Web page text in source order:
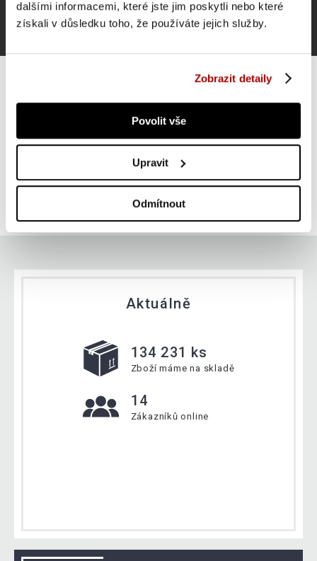
dalšími informacemi, které jste jim poskytli nebo které
získali v důsledku toho, že používáte jejich služby.
Zobrazit detaily
Povolit vše
Upravit
Odmítnout
Gorilla Sports Sada ochranných podložek, černá, 8 ks
SUPER CENA
699 Kč
Aktuálně
134 231 ks
Zboží máme na skladě
14
Zákazníků online